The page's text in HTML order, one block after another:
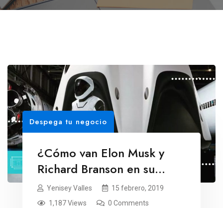
Despega tu negocio
¿Cómo van Elon Musk y
Richard Branson en su
carrera hacia el espacio?
Yenisey Valles
15 febrero, 2019
1,187 Views
0 Comments